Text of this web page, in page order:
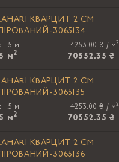
КВАРЦИТ 2 CM
3065134
1.5 м
м2
14253.00 ₴ / м2
70552.35 ₴
КВАРЦИТ 2 CM
3065135
1.5 м
м2
14253.00 ₴ / м2
70552.35 ₴
КВАРЦИТ 2 CM
3065136